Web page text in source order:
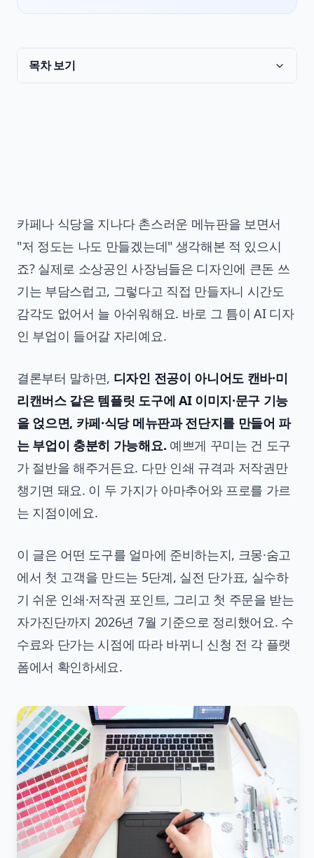
목차 보기
카페나 식당을 지나다 촌스러운 메뉴판을 보면서
"저 정도는 나도 만들겠는데" 생각해본 적 있으시
죠? 실제로 소상공인 사장님들은 디자인에 큰돈 쓰
기는 부담스럽고, 그렇다고 직접 만들자니 시간도
감각도 없어서 늘 아쉬워해요. 바로 그 틈이 AI 디자
인 부업이 들어갈 자리예요.
결론부터 말하면, 디자인 전공이 아니어도 캔바·미
리캔버스 같은 템플릿 도구에 AI 이미지·문구 기능
을 얹으면, 카페·식당 메뉴판과 전단지를 만들어 파
는 부업이 충분히 가능해요. 예쁘게 꾸미는 건 도구
가 절반을 해주거든요. 다만 인쇄 규격과 저작권만
챙기면 돼요. 이 두 가지가 아마추어와 프로를 가르
는 지점이에요.
이 글은 어떤 도구를 얼마에 준비하는지, 크몽·숨고
에서 첫 고객을 만드는 5단계, 실전 단가표, 실수하
기 쉬운 인쇄·저작권 포인트, 그리고 첫 주문을 받는
자가진단까지 2026년 7월 기준으로 정리했어요. 수
수료와 단가는 시점에 따라 바뀌니 신청 전 각 플랫
폼에서 확인하세요.